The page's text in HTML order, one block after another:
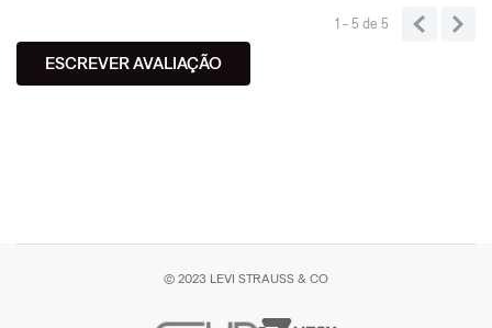
1 - 5de 5
ESCREVER AVALIAÇÃO
© 2023 LEVI STRAUSS & CO